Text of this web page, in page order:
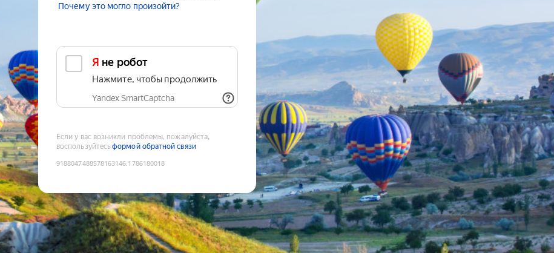
Почему это могло произойти?
Я не робот
Нажмите, чтобы продолжить
Yandex SmartCaptcha
Если у вас возникли проблемы, пожалуйста,
воспользуйтесьформой обратной связи
9188047488578163146:1786180018